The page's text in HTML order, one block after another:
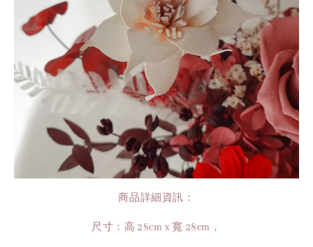
商品詳細資訊：
尺寸：高 28cm x 寬 28cm，